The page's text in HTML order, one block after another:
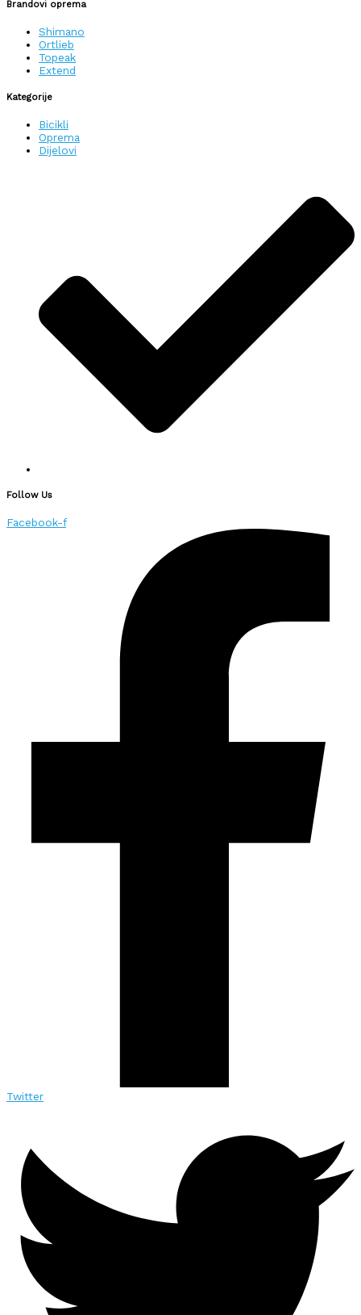
Brandovi oprema
Shimano
Ortlieb
Topeak
Extend
Kategorije
Bicikli
Oprema
Dijelovi
Follow Us
Facebook-f
Twitter